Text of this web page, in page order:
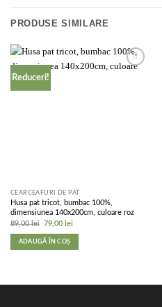
PRODUSE SIMILARE
Reduceri!
CEARCEAFURI DE PAT
Husa pat tricot, bumbac 100%,
dimensiunea 140x200cm, culoare roz
89,00lei Prețul
a
fost:
79,00 lei
ADAUGĂ ÎN COȘ